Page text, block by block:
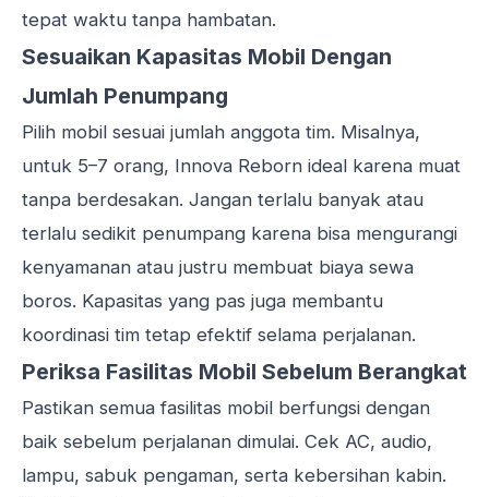
tepat waktu tanpa hambatan.
Sesuaikan Kapasitas Mobil Dengan
Jumlah Penumpang
Pilih mobil sesuai jumlah anggota tim. Misalnya,
untuk 5–7 orang, Innova Reborn ideal karena muat
tanpa berdesakan. Jangan terlalu banyak atau
terlalu sedikit penumpang karena bisa mengurangi
kenyamanan atau justru membuat biaya sewa
boros. Kapasitas yang pas juga membantu
koordinasi tim tetap efektif selama perjalanan.
Periksa Fasilitas Mobil Sebelum Berangkat
Pastikan semua fasilitas mobil berfungsi dengan
baik sebelum perjalanan dimulai. Cek AC, audio,
lampu, sabuk pengaman, serta kebersihan kabin.